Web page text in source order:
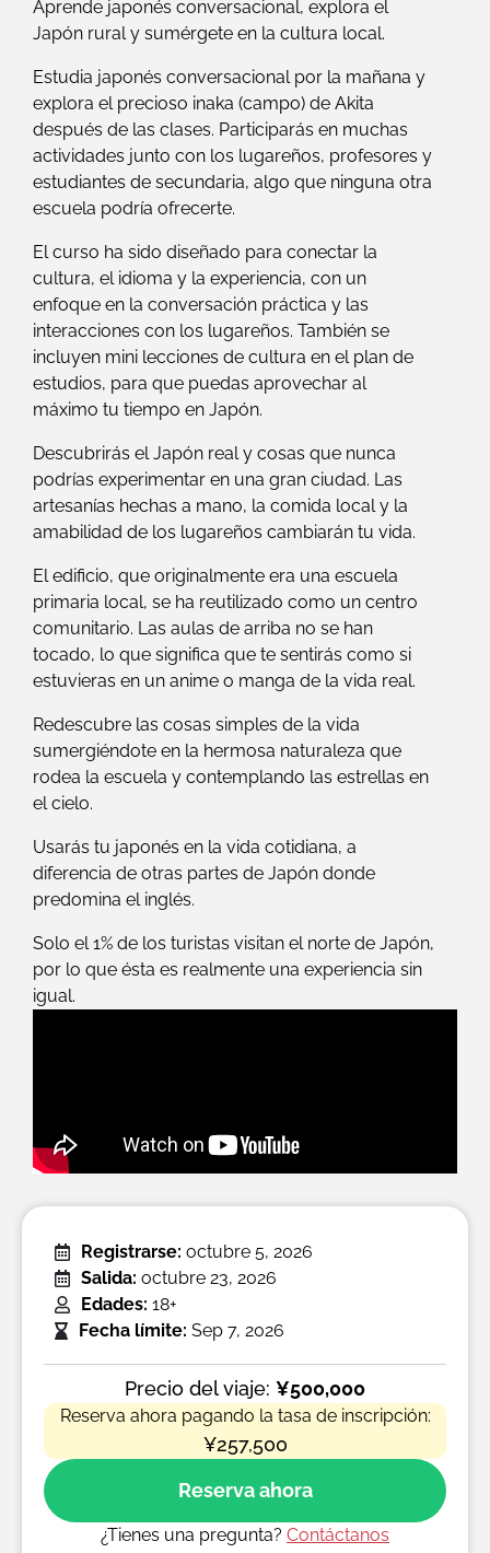
Aprende japonés conversacional, explora el
Japón rural y sumérgete en la cultura local.
Estudia japonés conversacional por la mañana y
explora el precioso inaka (campo) de Akita
después de las clases. Participarás en muchas
actividades junto con los lugareños, profesores y
estudiantes de secundaria, algo que ninguna otra
escuela podría ofrecerte.
El curso ha sido diseñado para conectar la
cultura, el idioma y la experiencia, con un
enfoque en la conversación práctica y las
interacciones con los lugareños. También se
incluyen mini lecciones de cultura en el plan de
estudios, para que puedas aprovechar al
máximo tu tiempo en Japón.
Descubrirás el Japón real y cosas que nunca
podrías experimentar en una gran ciudad. Las
artesanías hechas a mano, la comida local y la
amabilidad de los lugareños cambiarán tu vida.
El edificio, que originalmente era una escuela
primaria local, se ha reutilizado como un centro
comunitario. Las aulas de arriba no se han
tocado, lo que significa que te sentirás como si
estuvieras en un anime o manga de la vida real.
Redescubre las cosas simples de la vida
sumergiéndote en la hermosa naturaleza que
rodea la escuela y contemplando las estrellas en
el cielo.
Usarás tu japonés en la vida cotidiana, a
diferencia de otras partes de Japón donde
predomina el inglés.
Solo el 1% de los turistas visitan el norte de Japón,
por lo que ésta es realmente una experiencia sin
igual.
Registrarse: octubre 5, 2026
Salida: octubre 23, 2026
Edades: 18+
Fecha límite: Sep 7, 2026
Precio del viaje: ¥500,000
Reserva ahora pagando la tasa de inscripción:
¥257,500
Reserva ahora
¿Tienes una pregunta? Contáctanos